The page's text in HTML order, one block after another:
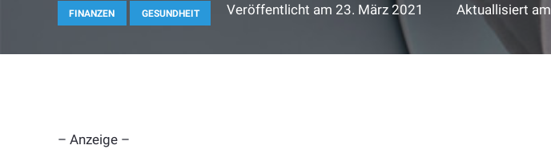
FINANZEN GESUNDHEIT Veröffentlicht am 23. März 2021 Aktuallisiert am
– Anzeige –